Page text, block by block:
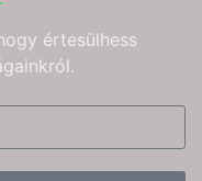
értesülhess